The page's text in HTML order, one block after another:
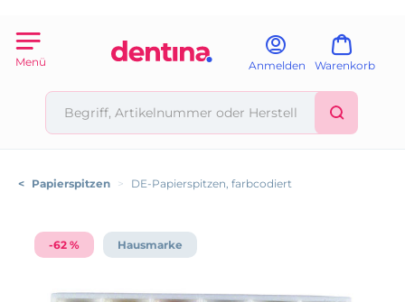
Menü Anmelden Warenkorb
< Papierspitzen > DE-Papierspitzen, farbcodiert
-62 % Hausmarke